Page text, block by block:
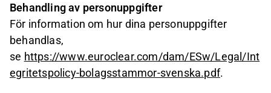
Behandling av personuppgifter
För information om hur dina personuppgifter
behandlas,
se https://www.euroclear.com/dam/ESw/Legal/Int
egritetspolicy-bolagsstammor-svenska.pdf.